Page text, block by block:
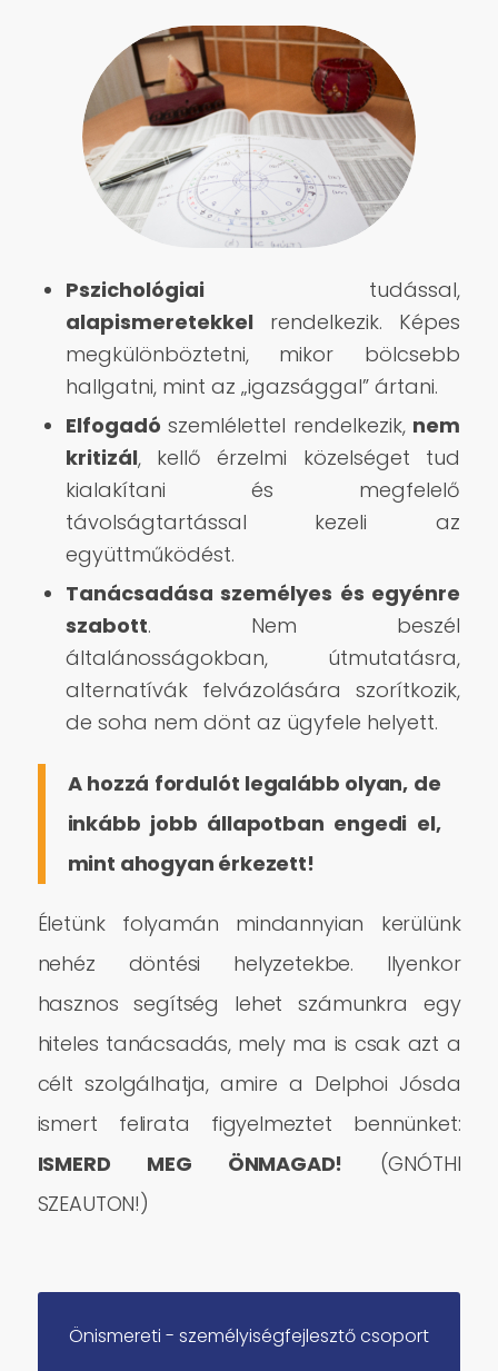
Pszichológiai tudással,
alapismeretekkel rendelkezik. Képes
megkülönböztetni, mikor bölcsebb
hallgatni, mint az „igazsággal” ártani.
Elfogadó szemlélettel rendelkezik, nem
kritizál, kellő érzelmi közelséget tud
kialakítani és megfelelő
távolságtartással kezeli az
együttműködést.
Tanácsadása személyes és egyénre
szabott. Nem beszél
általánosságokban, útmutatásra,
alternatívák felvázolására szorítkozik,
de soha nem dönt az ügyfele helyett.
A hozzá fordulót legalább olyan, de
inkább jobb állapotban engedi el,
mint ahogyan érkezett!
Életünk folyamán mindannyian kerülünk
nehéz döntési helyzetekbe. Ilyenkor
hasznos segítség lehet számunkra egy
hiteles tanácsadás, mely ma is csak azt a
célt szolgálhatja, amire a Delphoi Jósda
ismert felirata figyelmeztet bennünket:
ISMERD MEG ÖNMAGAD! (GNÓTHI
SZEAUTON!)
Önismereti - személyiségfejlesztő csoport